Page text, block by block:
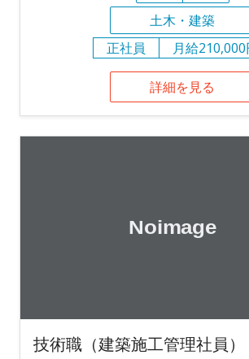
土木・建築
正社員
月給210,000
詳細を見る
技術職（建築施工管理社員）